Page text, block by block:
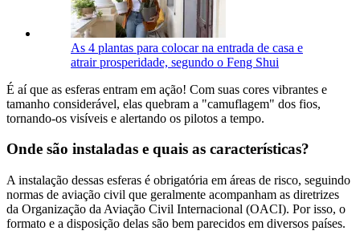
As 4 plantas para colocar na entrada de casa e
atrair prosperidade, segundo o Feng Shui
É aí que as esferas entram em ação! Com suas cores vibrantes e
tamanho considerável, elas quebram a "camuflagem" dos fios,
tornando-os visíveis e alertando os pilotos a tempo.
Onde são instaladas e quais as características?
A instalação dessas esferas é obrigatória em áreas de risco, seguindo
normas de aviação civil que geralmente acompanham as diretrizes
da Organização da Aviação Civil Internacional (OACI). Por isso, o
formato e a disposição delas são bem parecidos em diversos países.